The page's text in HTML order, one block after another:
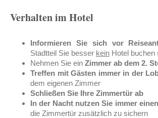
Verhalten im Hotel
Informieren Sie sich vor
Stadtteil Sie besser kein Hotel buchen
Nehmen Sie ein Zimmer ab dem 2.
Treffen mit Gästen immer in der
dem eigenen Zimmer
Schließen Sie Ihre Zimmertür ab
In der Nacht nutzen Sie immer
die Zimmertür zusätzlich zu sichern